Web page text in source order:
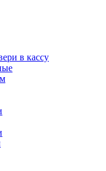
в кассу